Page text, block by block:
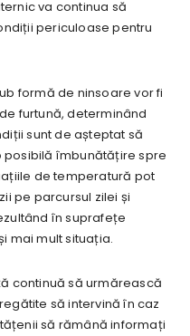
va continua să
periculoase pentru
formă de ninsoare vor fi
furtună, determinând
sunt de așteptat să
posibilă îmbunătățire spre
de temperatură pot
pe parcursul zilei și
în suprafețe
mai mult situația.
continuă să urmărească
să intervină în caz
să rămână informați